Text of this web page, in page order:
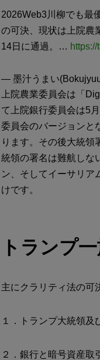
2026Web3川柳でも最
の可決、現状は上院農
14日に通過。…
— 墨汁うまい
上院農業委員会は「
て上院銀行委員会は5
委員会のバージョンと
ります。その後大統領
統領の署名は難航しな
ン、そしてイーサリア
けです。
トランプ
主にクラリティ法の可
１．トランプ大統領及
２．銀行と暗号資産取